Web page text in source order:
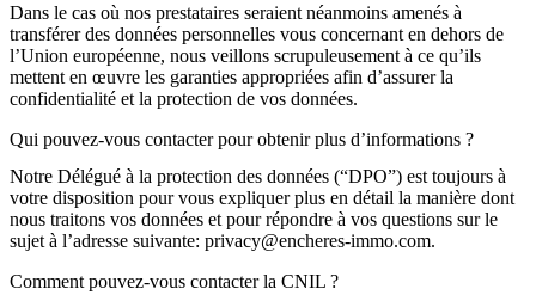
Dans le cas où nos prestataires seraient néanmoins amenés à
transférer des données personnelles vous concernant en dehors de
l’Union européenne, nous veillons scrupuleusement à ce qu’ils
mettent en œuvre les garanties appropriées afin d’assurer la
confidentialité et la protection de vos données.
Qui pouvez-vous contacter pour obtenir plus d’informations ?
Notre Délégué à la protection des données (“DPO”) est toujours à
votre disposition pour vous expliquer plus en détail la manière dont
nous traitons vos données et pour répondre à vos questions sur le
sujet à l’adresse suivante: privacy@encheres-immo.com.
Comment pouvez-vous contacter la CNIL ?